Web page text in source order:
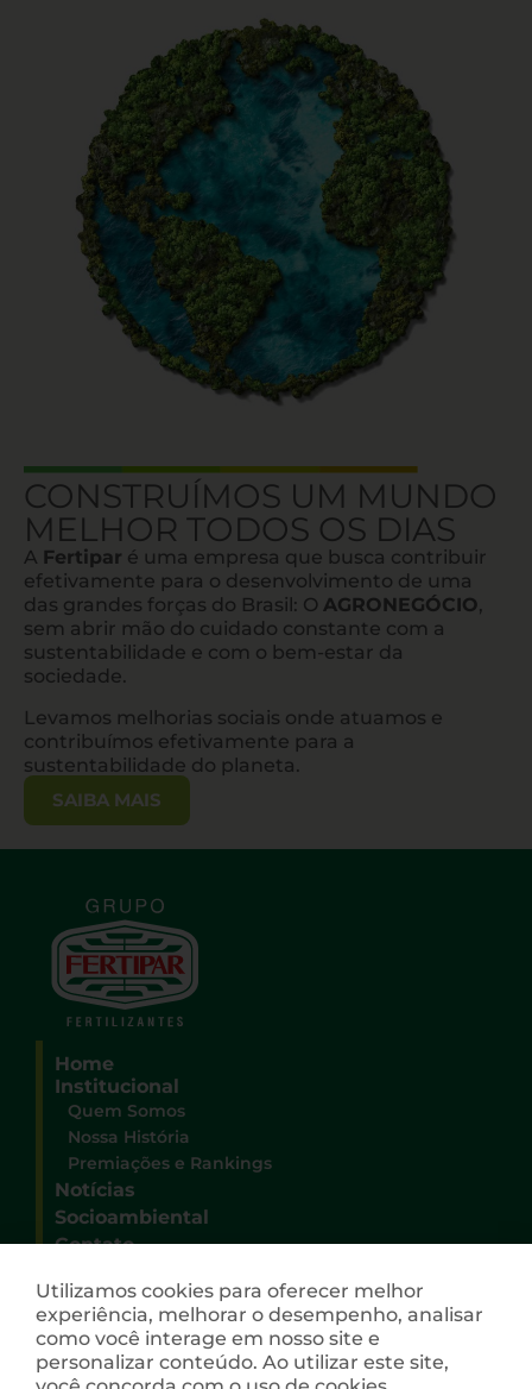
CONSTRUÍMOS UM MUNDO
MELHOR TODOS OS DIAS
A Fertipar é uma empresa que busca contribuir
efetivamente para o desenvolvimento de uma
das grandes forças do Brasil: O AGRONEGÓCIO,
sem abrir mão do cuidado constante com a
sustentabilidade e com o bem-estar da
sociedade.
Levamos melhorias sociais onde atuamos e
contribuímos efetivamente para a
sustentabilidade do planeta.
SAIBA MAIS
Home
Institucional
Quem Somos
Nossa História
Premiações e Rankings
Notícias
Socioambiental
Contato
Sede Administrativa Grupo Fertipar
Rua Deputado Heitor Alencar Furtado, 3100
Campo Comprido
CEP 81200-528 – Curitiba – Paraná
Utilizamos cookies para oferecer melhor
experiência, melhorar o desempenho, analisar
como você interage em nosso site e
personalizar conteúdo. Ao utilizar este site,